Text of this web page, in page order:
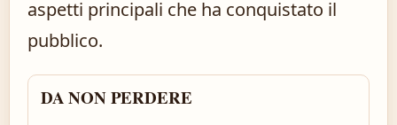
aspetti principali che ha conquistato il
pubblico.
DA NON PERDERE